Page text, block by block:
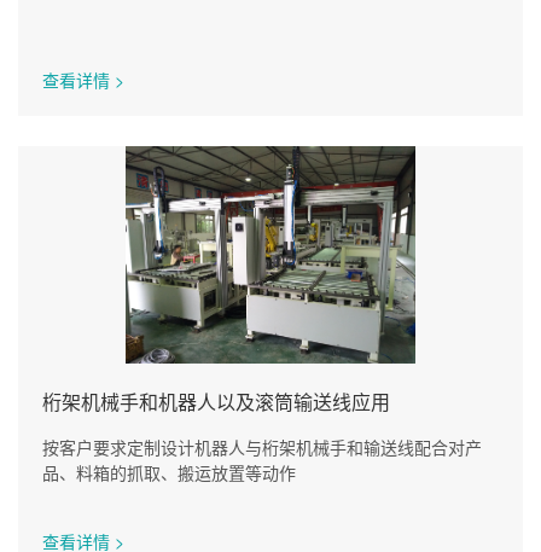
查看详情 >
桁架机械手和机器人以及滚筒输送线应用
按客户要求定制设计机器人与桁架机械手和输送线配合对产
品、料箱的抓取、搬运放置等动作
查看详情 >